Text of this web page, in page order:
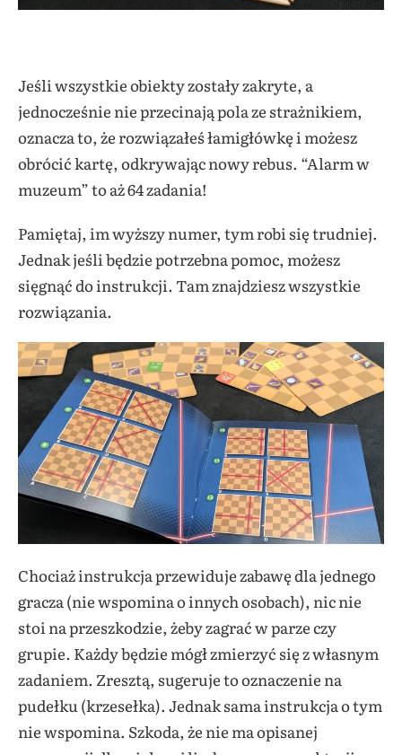
Jeśli wszystkie obiekty zostały zakryte, a
jednocześnie nie przecinają pola ze strażnikiem,
oznacza to, że rozwiązałeś łamigłówkę i możesz
obrócić kartę, odkrywając nowy rebus. “Alarm w
muzeum” to aż 64 zadania!
Pamiętaj, im wyższy numer, tym robi się trudniej.
Jednak jeśli będzie potrzebna pomoc, możesz
sięgnąć do instrukcji. Tam znajdziesz wszystkie
rozwiązania.
Chociaż instrukcja przewiduje zabawę dla jednego
gracza (nie wspomina o innych osobach), nic nie
stoi na przeszkodzie, żeby zagrać w parze czy
grupie. Każdy będzie mógł zmierzyć się z własnym
zadaniem. Zresztą, sugeruje to oznaczenie na
pudełku (krzesełka). Jednak sama instrukcja o tym
nie wspomina. Szkoda, że nie ma opisanej